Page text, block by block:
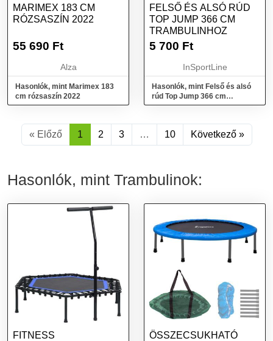
MARIMEX 183 CM
RÓZSASZÍN 2022
55 690 Ft
Alza
Hasonlók, mint Marimex 183
cm rózsaszín 2022
FELSŐ ÉS ALSÓ RÚD
TOP JUMP 366 CM
TRAMBULINHOZ
5 700 Ft
InSportLine
Hasonlók, mint Felső és alsó
rúd Top Jump 366 cm
trambulinhoz
« Előző 1 2 3 … 10 Következő »
Hasonlók, mint Trambulinok:
FITNESS
ÖSSZECSUKHATÓ